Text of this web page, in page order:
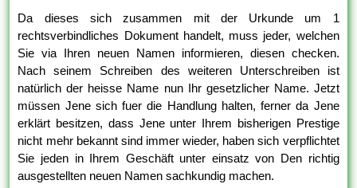
Da dieses sich zusammen mit der Urkunde um 1
rechtsverbindliches Dokument handelt, muss jeder, welchen
Sie via Ihren neuen Namen informieren, diesen checken.
Nach seinem Schreiben des weiteren Unterschreiben ist
natürlich der heisse Name nun Ihr gesetzlicher Name. Jetzt
müssen Jene sich fuer die Handlung halten, ferner da Jene
erklärt besitzen, dass Jene unter Ihrem bisherigen Prestige
nicht mehr bekannt sind immer wieder, haben sich verpflichtet
Sie jeden in Ihrem Geschäft unter einsatz von Den richtig
ausgestellten neuen Namen sachkundig machen.